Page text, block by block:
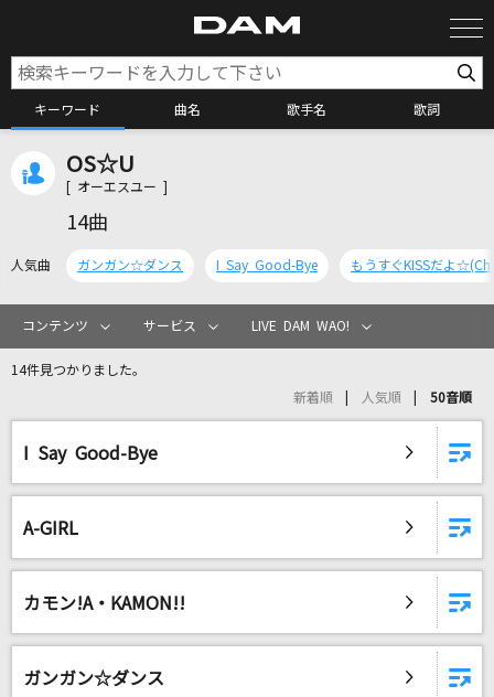
キーワード 曲名 歌手名 歌詞
カラオケリクエスト
リアルタイムで歌われている曲の一覧
[プロオケ]もうひとつの土曜日
浜田省吾
＝LOVE
私は最強 (ウタ from ONE PIECE FILM RED)
OS☆U
[ オーエスユー ]
14曲
人気曲 ガンガン☆ダンス I Say Good-Bye
コンテンツ サービス LIVE DAM WAO!
14件見つかりました。
新着順 人気順 50音順
I Say Good-Bye
A-GIRL
カモン!A・KAMON!!
ガンガン☆ダンス